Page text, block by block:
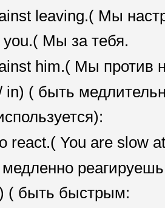
leaving.( Мы
Мы за тебя.
him.( Мы против
in) ( быть
react.( You are slow
( быть быстрым: